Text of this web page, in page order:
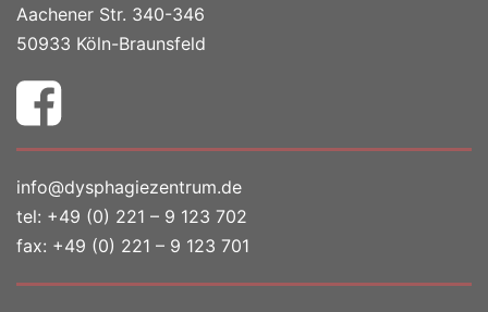
Aachener Str. 340-346
50933 Köln-Braunsfeld
info@dysphagiezentrum.de
tel: +49 (0) 221 – 9 123 702
fax: +49 (0) 221 – 9 123 701